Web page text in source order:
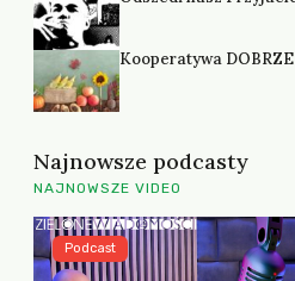
Kooperatywa
Najnowsze podcasty
NAJNOWSZE VIDEO
Podcast